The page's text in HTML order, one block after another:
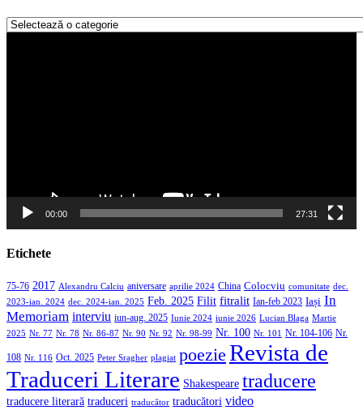
Categorii
00:00 27:31
Etichete
75-76 2017 Alexandru Calciu aniversare aprilie 2024 China Colocviu comunitate dec.
2023-ian. 2024 dec. 2024-ian. 2025 Feb. 2025 Filit fitralit Ian-feb 2023 Iași In
Memoriam interviu iun-aug. 2025 Iunie 2024 iunie 2026 Lucian Blaga Martie
2025 Nr. 77 Nr. 78 Nr. 86-87 Nr. 90 Nr. 92 Nr. 98-99 Nr. 100 Nr. 101 Nr. 104-106 Nr.
108 Nr. 116 Oct. 2025 Peter Sragher plagiat poezie Revista de
Traduceri Literare Shakespeare traducere
traducere literară traduceri traducător traducători video